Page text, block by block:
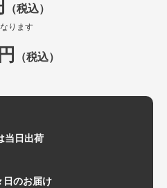
（税込）
ります
（税込）
当日出荷
日のお届け